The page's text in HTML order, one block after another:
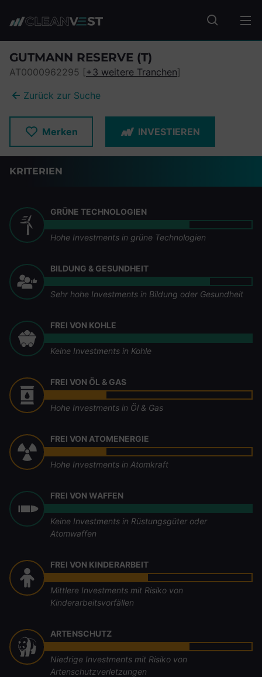
Fonds
GUTMANN RESERVE (T)
AT0000962295 [+3 weitere Tranchen]
Zurück zur Suche
Merken INVESTIEREN
KRITERIEN
GRÜNE TECHNOLOGIEN
Hohe Investments in grüne Technologien
BILDUNG & GESUNDHEIT
Sehr hohe Investments in Bildung oder Gesundheit
FREI VON KOHLE
Keine Investments in Kohle
FREI VON ÖL & GAS
Hohe Investments in Öl & Gas
FREI VON ATOMENERGIE
Hohe Investments in Atomkraft
FREI VON WAFFEN
Keine Investments in Rüstungsgüter oder
Atomwaffen
FREI VON KINDERARBEIT
Mittlere Investments mit Risiko von
Kinderarbeitsvorfällen
ARTENSCHUTZ
Niedrige Investments mit Risiko von
Artenschutzverletzungen